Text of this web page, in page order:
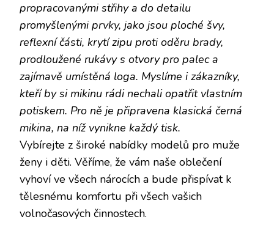
propracovanými střihy a do detailu
promyšlenými prvky, jako jsou ploché švy,
reflexní části, krytí zipu proti oděru brady,
prodloužené rukávy s otvory pro palec a
zajímavě umístěná loga. Myslíme i zákazníky,
kteří by si mikinu rádi nechali opatřit vlastním
potiskem. Pro ně je připravena klasická černá
mikina, na níž vynikne každý tisk.
Vybírejte z široké nabídky modelů pro muže
ženy i děti. Věříme, že vám naše oblečení
vyhoví ve všech nárocích a bude přispívat k
tělesnému komfortu při všech vašich
volnočasových činnostech.